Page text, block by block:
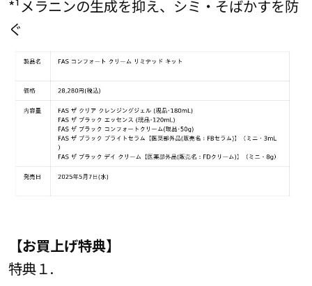
*¹メラニンの生成を抑え、シミ・そばかすを防
ぐ
【お買上げ特典】
特典１.